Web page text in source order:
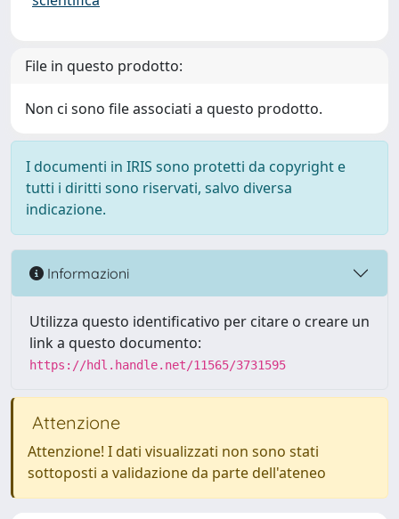
File in questo prodotto:
Non ci sono file associati a questo prodotto.
I documenti in IRIS sono protetti da copyright e
tutti i diritti sono riservati, salvo diversa
indicazione.
Informazioni
Utilizza questo identificativo per citare o creare un
link a questo documento:
https://hdl.handle.net/11565/3731595
Attenzione
Attenzione! I dati visualizzati non sono stati
sottoposti a validazione da parte dell'ateneo